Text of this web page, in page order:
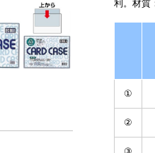
利。材質
①
②